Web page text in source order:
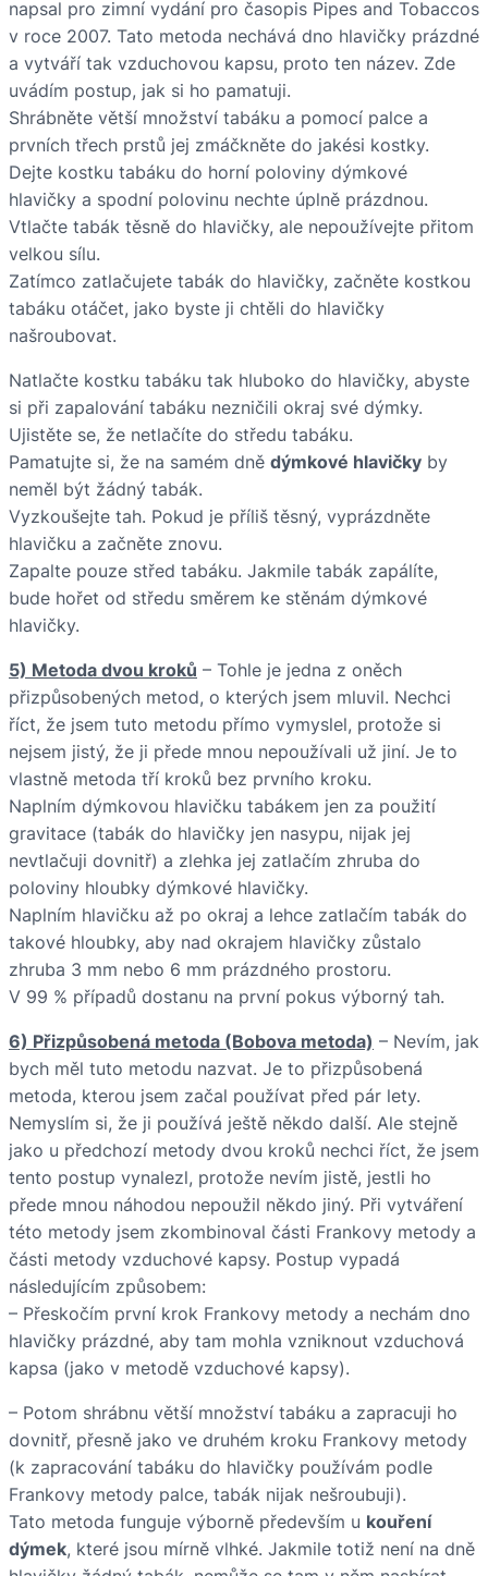
napsal pro zimní vydání pro časopis Pipes and Tobaccos
v roce 2007. Tato metoda nechává dno hlavičky prázdné
a vytváří tak vzduchovou kapsu, proto ten název. Zde
uvádím postup, jak si ho pamatuji.
Shrábněte větší množství tabáku a pomocí palce a
prvních třech prstů jej zmáčkněte do jakési kostky.
Dejte kostku tabáku do horní poloviny dýmkové
hlavičky a spodní polovinu nechte úplně prázdnou.
Vtlačte tabák těsně do hlavičky, ale nepoužívejte přitom
velkou sílu.
Zatímco zatlačujete tabák do hlavičky, začněte kostkou
tabáku otáčet, jako byste ji chtěli do hlavičky
našroubovat.
Natlačte kostku tabáku tak hluboko do hlavičky, abyste
si při zapalování tabáku nezničili okraj své dýmky.
Ujistěte se, že netlačíte do středu tabáku.
Pamatujte si, že na samém dně dýmkové hlavičky by
neměl být žádný tabák.
Vyzkoušejte tah. Pokud je příliš těsný, vyprázdněte
hlavičku a začněte znovu.
Zapalte pouze střed tabáku. Jakmile tabák zapálíte,
bude hořet od středu směrem ke stěnám dýmkové
hlavičky.
5) Metoda dvou kroků – Tohle je jedna z oněch
přizpůsobených metod, o kterých jsem mluvil. Nechci
říct, že jsem tuto metodu přímo vymyslel, protože si
nejsem jistý, že ji přede mnou nepoužívali už jiní. Je to
vlastně metoda tří kroků bez prvního kroku.
Naplním dýmkovou hlavičku tabákem jen za použití
gravitace (tabák do hlavičky jen nasypu, nijak jej
nevtlačuji dovnitř) a zlehka jej zatlačím zhruba do
poloviny hloubky dýmkové hlavičky.
Naplním hlavičku až po okraj a lehce zatlačím tabák do
takové hloubky, aby nad okrajem hlavičky zůstalo
zhruba 3 mm nebo 6 mm prázdného prostoru.
V 99 % případů dostanu na první pokus výborný tah.
6) Přizpůsobená metoda (Bobova metoda) – Nevím, jak
bych měl tuto metodu nazvat. Je to přizpůsobená
metoda, kterou jsem začal používat před pár lety.
Nemyslím si, že ji používá ještě někdo další. Ale stejně
jako u předchozí metody dvou kroků nechci říct, že jsem
tento postup vynalezl, protože nevím jistě, jestli ho
přede mnou náhodou nepoužil někdo jiný. Při vytváření
této metody jsem zkombinoval části Frankovy metody a
části metody vzduchové kapsy. Postup vypadá
následujícím způsobem:
– Přeskočím první krok Frankovy metody a nechám dno
hlavičky prázdné, aby tam mohla vzniknout vzduchová
kapsa (jako v metodě vzduchové kapsy).
– Potom shrábnu větší množství tabáku a zapracuji ho
dovnitř, přesně jako ve druhém kroku Frankovy metody
(k zapracování tabáku do hlavičky používám podle
Frankovy metody palce, tabák nijak nešroubuji).
Tato metoda funguje výborně především u kouření
dýmek, které jsou mírně vlhké. Jakmile totiž není na dně